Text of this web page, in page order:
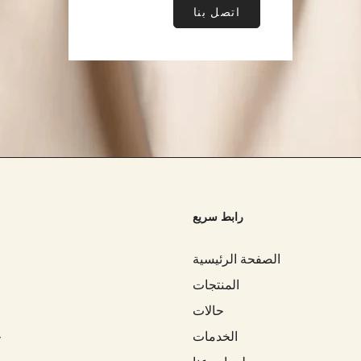
حقيبة مستحضرات تجميل أكبر على منضدة تجميلك
على نظافة سطح حوض الحمام وخالي من الفوضى.
اتصل بنا
رابط سريع
الصفحة الرئيسية
المنتجات
حالات
الخدمات